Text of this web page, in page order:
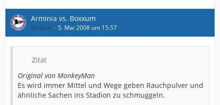
Arminia vs. Boxxum
KimSue 5. Mai 2008 um 15:57
Zitat
Original von MonkeyMan
Es wird immer Mittel und Wege geben Rauchpulver und
ähnliche Sachen ins Stadion zu schmuggeln.